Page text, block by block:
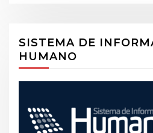
SISTEMA DE
HUMANO